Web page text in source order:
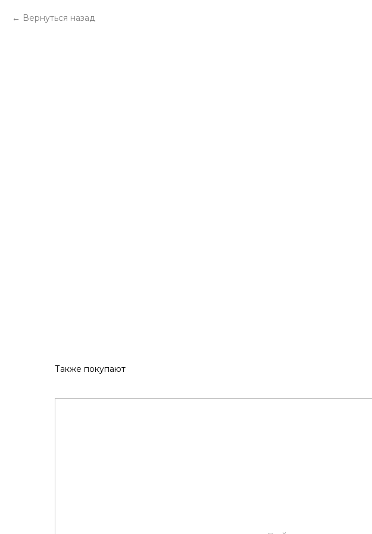
Вернуться назад
Также покупают